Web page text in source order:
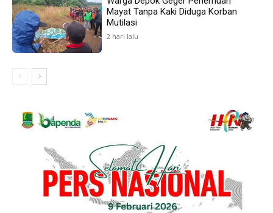
Mayat Tanpa Kaki Diduga Korban
Mutilasi
2 hari lalu